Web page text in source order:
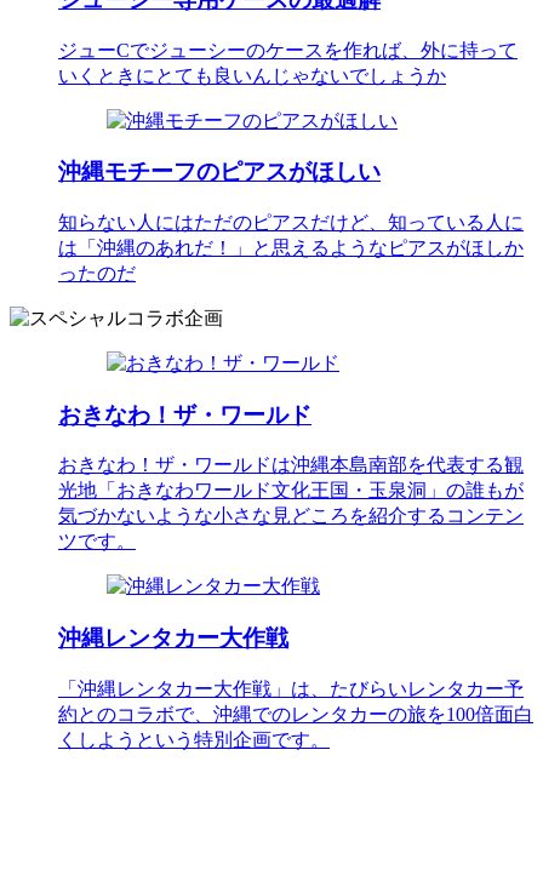
ジューCでジューシーのケースを作れば、外に持って
いくときにとても良いんじゃないでしょうか
沖縄モチーフのピアスがほしい
知らない人にはただのピアスだけど、知っている人に
は「沖縄のあれだ！」と思えるようなピアスがほしか
ったのだ
おきなわ！ザ・ワールド
おきなわ！ザ・ワールドは沖縄本島南部を代表する観
光地「おきなわワールド文化王国・玉泉洞」の誰もが
気づかないような小さな見どころを紹介するコンテン
ツです。
沖縄レンタカー大作戦
「沖縄レンタカー大作戦」は、たびらいレンタカー予
約とのコラボで、沖縄でのレンタカーの旅を100倍面白
くしようという特別企画です。